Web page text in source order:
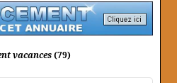
vacances(79)